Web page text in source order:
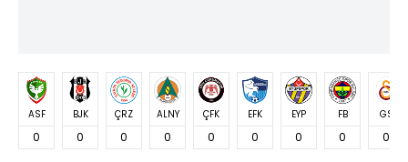
ASF
0
BJK
0
ÇRZ
0
ALNY
0
ÇFK
0
EFK
0
EYP
0
FB
0
GS
0